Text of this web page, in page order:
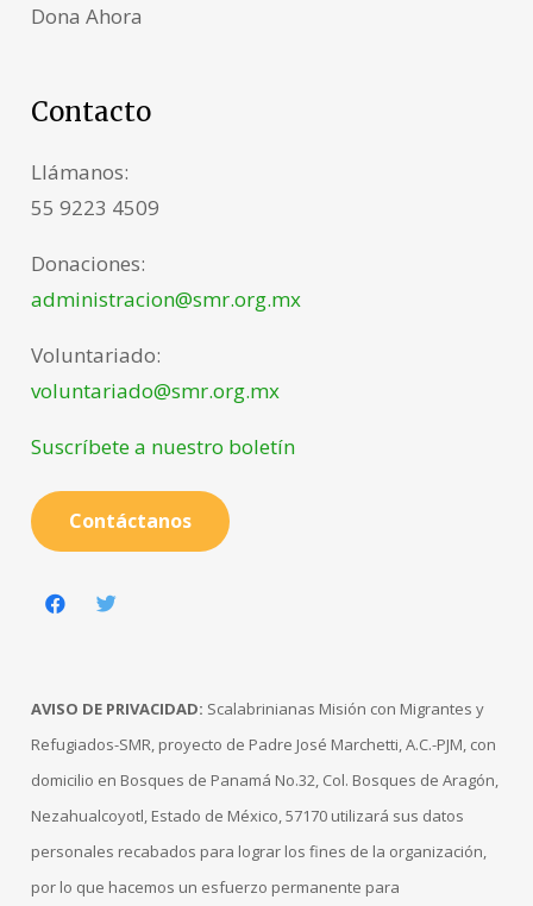
Dona Ahora
Contacto
Llámanos:
55 9223 4509
Donaciones:
administracion@smr.org.mx
Voluntariado:
voluntariado@smr.org.mx
Suscríbete a nuestro boletín
Contáctanos
AVISO DE PRIVACIDAD: Scalabrinianas Misión con Migrantes y
Refugiados-SMR, proyecto de Padre José Marchetti, A.C.-PJM, con
domicilio en Bosques de Panamá No.32, Col. Bosques de Aragón,
Nezahualcoyotl, Estado de México, 57170 utilizará sus datos
personales recabados para lograr los fines de la organización,
por lo que hacemos un esfuerzo permanente para